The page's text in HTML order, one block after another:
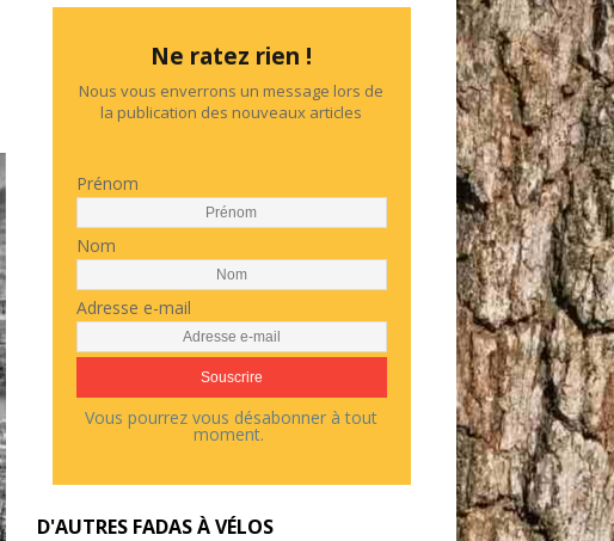
Ne ratez rien !
Nous vous enverrons un message lors de
la publication des nouveaux articles
Prénom
Nom
Adresse e-mail
Vous pourrez vous désabonner à tout
moment.
D'AUTRES FADAS À VÉLOS